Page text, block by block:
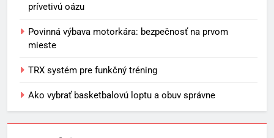
prívetivú oázu
Povinná výbava motorkára: bezpečnosť na prvom
mieste
TRX systém pre funkčný tréning
Ako vybrať basketbalovú loptu a obuv správne